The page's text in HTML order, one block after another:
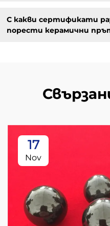
С какви сертификати
порести керамични
17
Nov